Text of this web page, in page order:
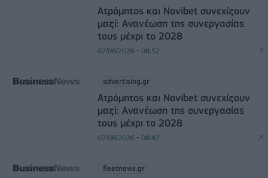
Ατρόμητος και Novibet συνεχίζουν
μαζί: Ανανέωση της συνεργασίας
τους μέχρι το 2028
07/08/2026 - 08:52
advertising.gr
Ατρόμητος και Novibet συνεχίζουν
μαζί: Ανανέωση της συνεργασίας
τους μέχρι το 2028
07/08/2026 - 08:47
fleetnews.gr